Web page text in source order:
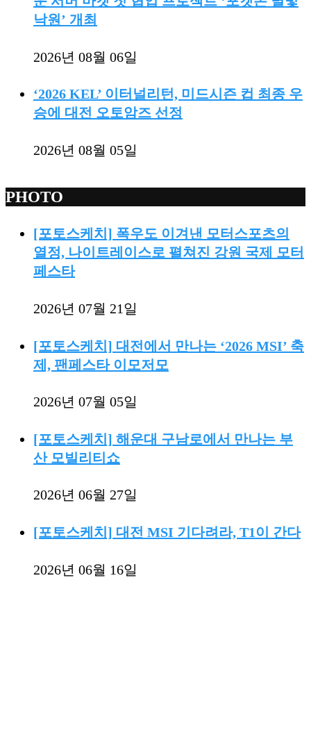
낙원’ 개최
2026년 08월 06일
‘2026 KEL’ 이터널리턴, 미드시즌 컵 최종 우
승에 대전 오토암즈 선정
2026년 08월 05일
PHOTO
[포토스케치] 폭우도 이겨낸 모터스포츠의
열정, 나이트레이스로 펼쳐진 강원 국제 모터
페스타
2026년 07월 21일
[포토스케치] 대전에서 만나는 ‘2026 MSI’ 축
제, 팬페스타 이모저모
2026년 07월 05일
[포토스케치] 해운대 구남로에서 만나는 부
산 모빌리티쇼
2026년 06월 27일
[포토스케치] 대전 MSI 기다려라, T1이 간다
2026년 06월 16일